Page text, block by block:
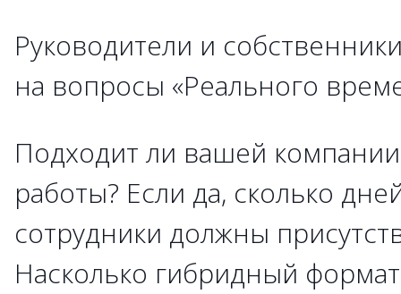
Руководители и
на вопросы «Реального
Подходит ли вашей
работы? Если да, сколько
сотрудники должны
Насколько гибридный